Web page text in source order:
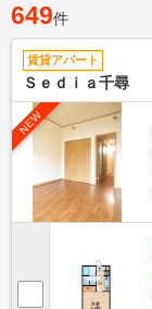
649件
賃貸アパート
Ｓｅｄｉａ千尋
NEW